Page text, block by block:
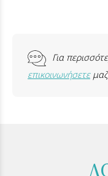
Για
επικοινωνήσετε